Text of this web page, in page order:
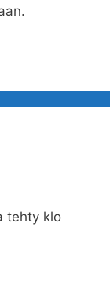
tehty klo